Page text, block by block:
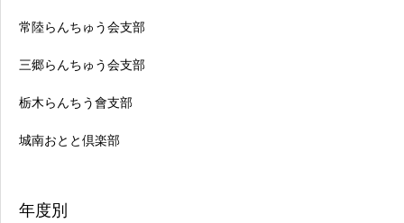
常陸らんちゅう会支部
三郷らんちゅう会支部
栃木らんちう會支部
城南おとと倶楽部
年度別